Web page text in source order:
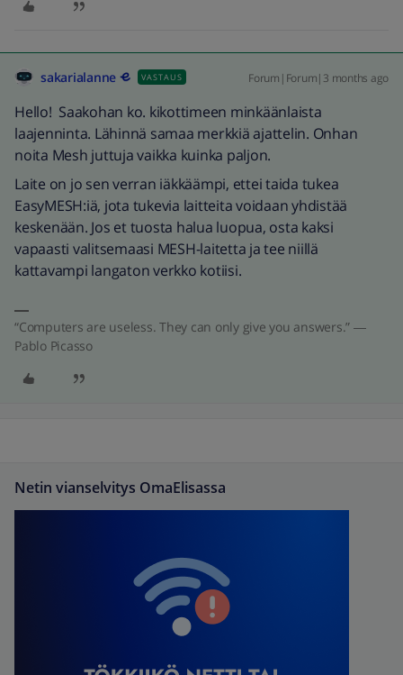
sakarialanne VASTAUS Forum|Forum|3 months ago
Hello! Saakohan ko. kikottimeen minkäänlaista
laajenninta. Lähinnä samaa merkkiä ajattelin. Onhan
noita Mesh juttuja vaikka kuinka paljon.
Laite on jo sen verran iäkkäämpi, ettei taida tukea
EasyMESH:iä, jota tukevia laitteita voidaan yhdistää
keskenään. Jos et tuosta halua luopua, osta kaksi
vapaasti valitsemaasi MESH-laitetta ja tee niillä
kattavampi langaton verkko kotiisi.
“Computers are useless. They can only give you answers.” ―
Pablo Picasso
Netin vianselvitys OmaElisassa